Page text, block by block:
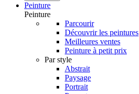
Peinture
Peinture
Parcourir
Découvrir les peintures
Meilleures ventes
Peinture à petit prix
Par style
Abstrait
Paysage
Portrait